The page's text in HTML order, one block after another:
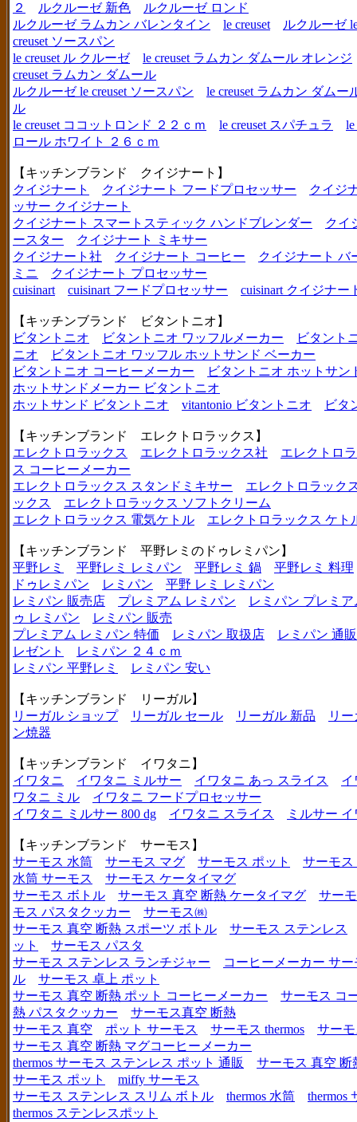
２
ルクルーゼ 新色
ルクルーゼ ロンド
ルクルーゼ ラムカン バレンタイン
le creuset
ルクルーゼ
creuset ソースパン
le creuset ル クルーゼ
le creuset ラムカン ダムール オレンジ
creuset ラムカン ダムール
ルクルーゼ le creuset ソースパン
le creuset ラムカン ダム
ル
le creuset ココットロンド ２２ｃｍ
le creuset スパチュラ
le
ロール ホワイト ２６ｃｍ
【キッチンブランド クイジナート】
クイジナート
クイジナート フードプロセッサー
クイジ
ッサー クイジナート
クイジナート スマートスティック ハンドブレンダー
クイ
ースター
クイジナート ミキサー
クイジナート社
クイジナート コーヒー
クイジナート バ
ミニ
クイジナート プロセッサー
cuisinart
cuisinart フードプロセッサー cuisinart クイジナー
【キッチンブランド ビタントニオ】
ビタントニオ
ビタントニオ ワッフルメーカー
ビタント
ニオ
ビタントニオ ワッフル ホットサンド ベーカー
ビタントニオ コーヒーメーカー
ビタントニオ ホットサン
ホットサンドメーカー ビタントニオ
ホットサンド ビタントニオ
vitantonio ビタントニオ ビタ
【キッチンブランド エレクトロラックス】
エレクトロラックス
エレクトロラックス社
エレクトロ
ス コーヒーメーカー
エレクトロラックス スタンドミキサー
エレクトロラック
ックス
エレクトロラックス ソフトクリーム
エレクトロラックス 電気ケトル
エレクトロラックス ケト
【キッチンブランド 平野レミのドゥレミパン】
平野レミ
平野レミ レミパン 平野レミ 鍋
平野レミ 料理
ドゥレミパン
レミパン
平野 レミ レミパン
レミパン 販売店
プレミアム レミパン
レミパン プレミア
ゥ レミパン
レミパン 販売
プレミアム レミパン 特価
レミパン 取扱店
レミパン 通販
レゼント
レミパン ２４ｃｍ
レミパン 平野レミ
レミパン 安い
【キッチンブランド リーガル】
リーガル ショップ
リーガル セール リーガル 新品
リ
ン焼器
【キッチンブランド イワタニ】
イワタニ
イワタニ ミルサー イワタニ あっ スライス
イ
ワタニ ミル
イワタニ フードプロセッサー
イワタニ ミルサー 800 dg
イワタニ スライス ミルサー
【キッチンブランド サーモス】
サーモス 水筒
サーモス マグ サーモス ポット
サーモス
水筒 サーモス
サーモス ケータイマグ
サーモス ボトル
サーモス 真空 断熱 ケータイマグ
サー
モス パスタクッカー
サーモス㈱
サーモス 真空 断熱 スポーツ ボトル
サーモス ステンレス
ット
サーモス パスタ
サーモス ステンレス ランチジャー
コーヒーメーカー サー
ル
サーモス 卓上 ポット
サーモス 真空 断熱 ポット コーヒーメーカー
サーモス コ
熱 パスタクッカー
サーモス真空 断熱
サーモス 真空
ポット サーモス サーモス thermos
サー
サーモス 真空 断熱 マグコーヒーメーカー
thermos サーモス ステンレス ポット 通販
サーモス 真空 断
サーモス ポット
miffy サーモス
サーモス ステンレス スリム ボトル
thermos 水筒
thermos
thermos ステンレスポット